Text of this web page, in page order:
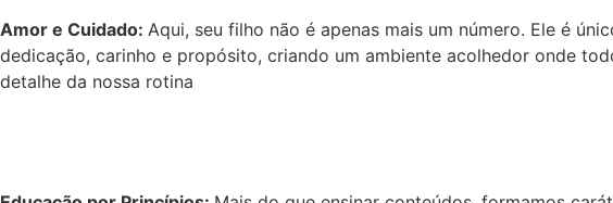
Amor e Cuidado: Aqui, seu filho não é apenas mais um número. Ele é
dedicação, carinho e propósito, criando um ambiente acolhedor onde
detalhe da nossa rotina